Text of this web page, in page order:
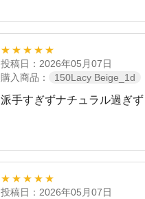
★★★★★
投稿日：2026年05月07日
購入商品：
150Lacy Beige_1d
派手すぎずナチュラル過ぎず
★★★★★
投稿日：2026年05月07日